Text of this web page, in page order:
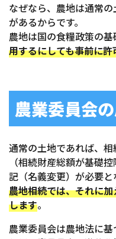
なぜなら、農地は通常
があるからです。
農地は国の食糧政策の基
用するにしても事前に
農業委員会
通常の土地であれば、
（相続財産総額が基礎
記（名義変更）が必要と
農地相続では、それに
します。
農業委員会は農地法に基